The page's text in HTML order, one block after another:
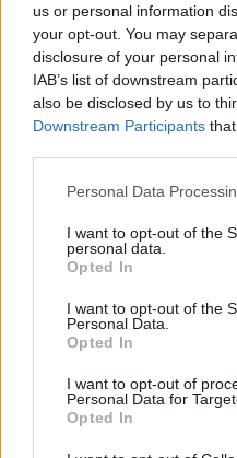
us or personal information
your opt-out. You may
disclosure of your personal
IAB’s list of downstream
also be disclosed by us to
Downstream Participants
Personal Data
I want to opt-out of the
personal data.
Opted In
I want to opt-out of the
Personal Data.
Opted In
I want to opt-out of
Personal Data for
Opted In
Terjőke
elképesztő
Granát-Galló
kiváló
Greendex
Miért
a